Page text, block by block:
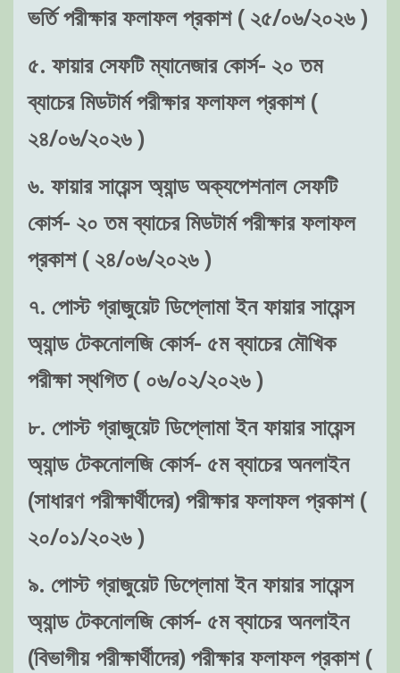
ভর্তি পরীক্ষার ফলাফল প্রকাশ ( ২৫/০৬/২০২৬ )
৫. ফায়ার সেফটি ম্যানেজার কোর্স- ২০ তম
ব্যাচের মিডটার্ম পরীক্ষার ফলাফল প্রকাশ (
২৪/০৬/২০২৬ )
৬. ফায়ার সায়েন্স অ্যান্ড অক্যপেশনাল সেফটি
কোর্স- ২০ তম ব্যাচের মিডটার্ম পরীক্ষার ফলাফল
প্রকাশ ( ২৪/০৬/২০২৬ )
৭. পোস্ট গ্রাজুয়েট ডিপ্লোমা ইন ফায়ার সায়েন্স
অ্যান্ড টেকনোলজি কোর্স- ৫ম ব্যাচের মৌখিক
পরীক্ষা স্থগিত ( ০৬/০২/২০২৬ )
৮. পোস্ট গ্রাজুয়েট ডিপ্লোমা ইন ফায়ার সায়েন্স
অ্যান্ড টেকনোলজি কোর্স- ৫ম ব্যাচের অনলাইন
(সাধারণ পরীক্ষার্থীদের) পরীক্ষার ফলাফল প্রকাশ (
২০/০১/২০২৬ )
৯. পোস্ট গ্রাজুয়েট ডিপ্লোমা ইন ফায়ার সায়েন্স
অ্যান্ড টেকনোলজি কোর্স- ৫ম ব্যাচের অনলাইন
(বিভাগীয় পরীক্ষার্থীদের) পরীক্ষার ফলাফল প্রকাশ (